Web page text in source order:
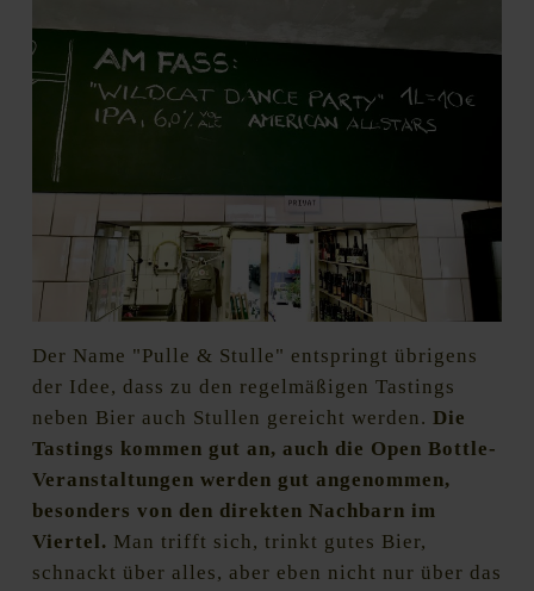
Der Name "Pulle & Stulle" entspringt übrigens
der Idee, dass zu den regelmäßigen Tastings
neben Bier auch Stullen gereicht werden. Die
Tastings kommen gut an, auch die Open Bottle-
Veranstaltungen werden gut angenommen,
besonders von den direkten Nachbarn im
Viertel. Man trifft sich, trinkt gutes Bier,
schnackt über alles, aber eben nicht nur über das